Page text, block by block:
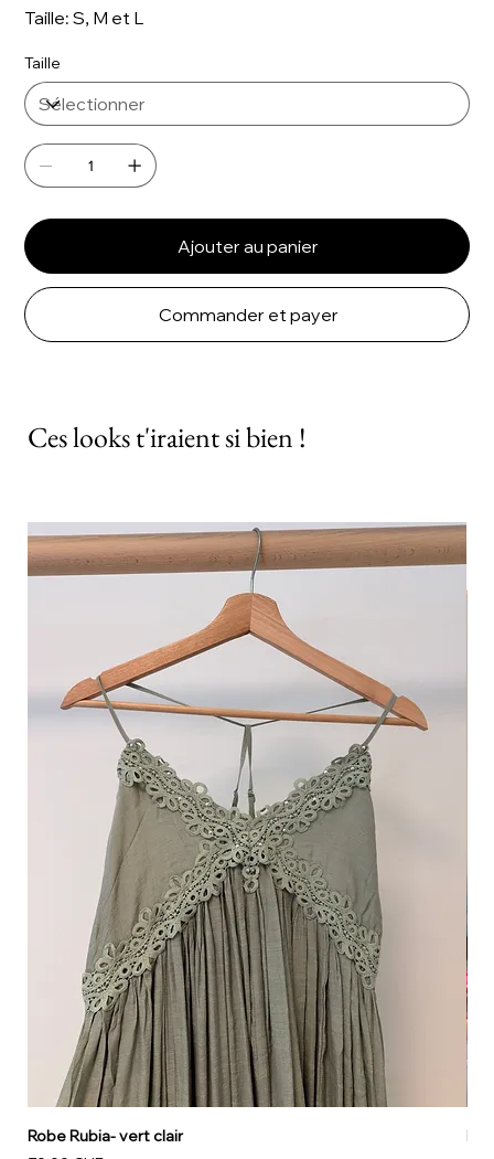
Taille: S, M et L
Taille
Ajouter au panier
Commander et payer
Ces looks t'iraient si bien !
Robe Rubia- vert clair